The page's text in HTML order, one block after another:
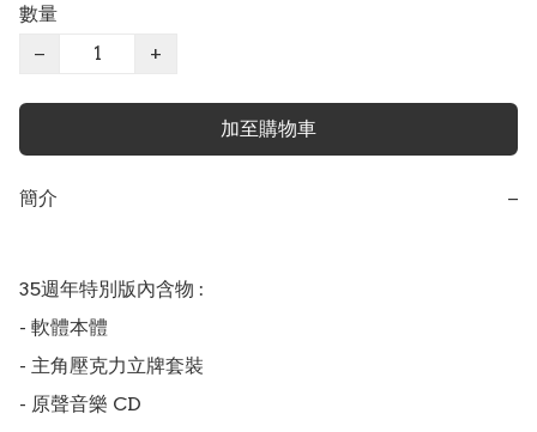
數量
−
+
加至購物車
簡介 −
35週年特別版內含物 :
- 軟體本體
- 主角壓克力立牌套裝
- 原聲音樂 CD